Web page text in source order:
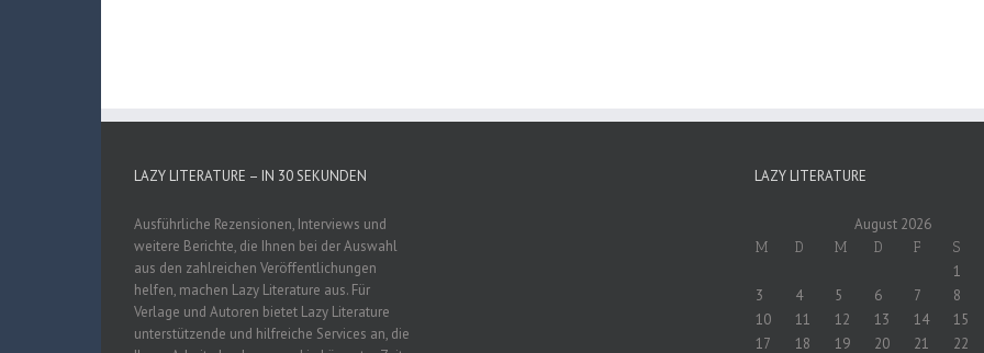
LAZY LITERATURE – IN 30 SEKUNDEN
Ausführliche Rezensionen, Interviews und
weitere Berichte, die Ihnen bei der Auswahl
aus den zahlreichen Veröffentlichungen
helfen, machen Lazy Literature aus. Für
Verlage und Autoren bietet Lazy Literature
unterstützende und hilfreiche Services an, die
LAZY LITERATURE
August 2026
M D M D F S
1
3
4 5 6 7
8
10
11 12 13 14
15
17
18 19 20 21 22